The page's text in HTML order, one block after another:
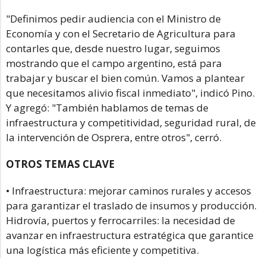
"Definimos pedir audiencia con el Ministro de
Economía y con el Secretario de Agricultura para
contarles que, desde nuestro lugar, seguimos
mostrando que el campo argentino, está para
trabajar y buscar el bien común. Vamos a plantear
que necesitamos alivio fiscal inmediato", indicó Pino.
Y agregó: "También hablamos de temas de
infraestructura y competitividad, seguridad rural, de
la intervención de Osprera, entre otros", cerró.
OTROS TEMAS CLAVE
• Infraestructura: mejorar caminos rurales y accesos
para garantizar el traslado de insumos y producción.
Hidrovía, puertos y ferrocarriles: la necesidad de
avanzar en infraestructura estratégica que garantice
una logística más eficiente y competitiva.